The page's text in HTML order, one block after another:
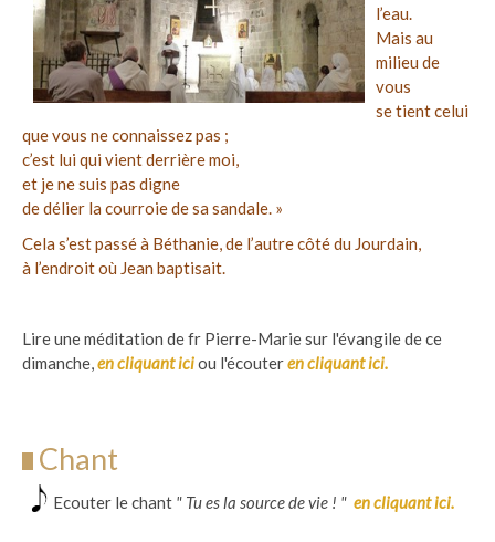
l’eau.
Mais au
milieu de
vous
se tient celui
que vous ne connaissez pas ;
c’est lui qui vient derrière moi,
et je ne suis pas digne
de délier la courroie de sa sandale. »
Cela s’est passé à Béthanie, de l’autre côté du Jourdain,
à l’endroit où Jean baptisait.
Lire une méditation de fr Pierre-Marie sur l'évangile de ce
dimanche,en cliquant iciou l'écouteren cliquant ici.
Chant
Ecouter le chant " Tu es la source de vie ! " en cliquant ici.